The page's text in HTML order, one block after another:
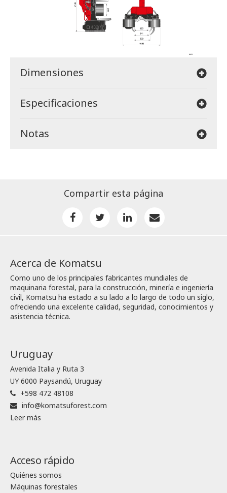
Dimensiones
Especificaciones
Notas
Compartir esta página
Acerca de Komatsu
Como uno de los principales fabricantes mundiales de
maquinaria forestal, para la construcción, minería e ingeniería
civil, Komatsu ha estado a su lado a lo largo de todo un siglo,
ofreciendo una excelente calidad, seguridad, conocimientos y
asistencia técnica.
Uruguay
Avenida Italia y Ruta 3
UY 6000 Paysandú, Uruguay
+598 472 48108
info@komatsuforest.com
Leer más
Acceso rápido
Quiénes somos
Máquinas forestales